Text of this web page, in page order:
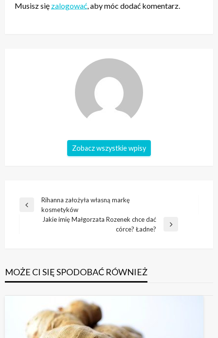
Musisz się zalogować, aby móc dodać komentarz.
Zobacz wszystkie wpisy
Nawigacja
wpisu
Poprzedni
Rihanna założyła własną markę
kosmetyków
Jakie imię Małgorzata Rozenek chce dać
córce? Ładne?
MOŻE CI SIĘ SPODOBAĆ RÓWNIEŻ